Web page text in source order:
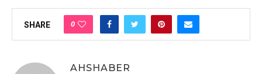
SHARE 0
AHSHABER